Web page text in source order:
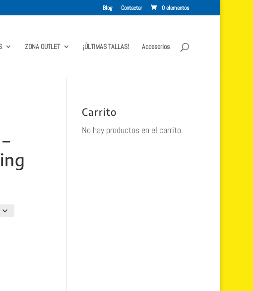
Blog Contactar 0 elementos
ZONA OUTLET ¡ÚLTIMAS TALLAS! Accesorios
Carrito
No hay productos en el carrito.